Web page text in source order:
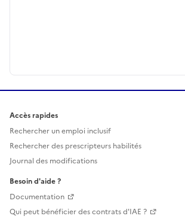
Accès rapides
Rechercher un emploi inclusif
Rechercher des prescripteurs habilités
Journal des modifications
Besoin d'aide ?
Documentation
Qui peut bénéficier des contrats d'IAE ?